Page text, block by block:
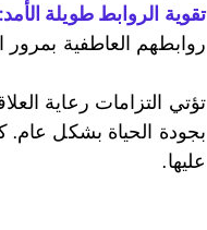
تقوية الروابط طويلة الأمد:
روابطهم العاطفية بمرور
تؤتي التزامات رعاية
بجودة الحياة بشكل عام.
عليها.